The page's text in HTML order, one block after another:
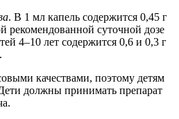
. В 1 мл капель содержится 0,45 г
рекомендованной суточной дозе
4–10 лет содержится 0,6 и 0,3 г
качествами, поэтому детям
должны принимать препарат